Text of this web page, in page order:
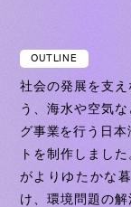
OUTLINE
社会の発展を支
う、海水や空気
グ事業を行う日
トを制作しまし
がよりゆたかな
け、環境問題の